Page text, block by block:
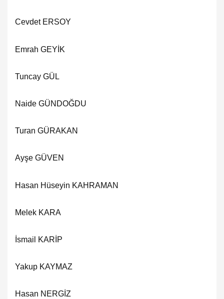
Cevdet ERSOY
Emrah GEYİK
Tuncay GÜL
Naide GÜNDOĞDU
Turan GÜRAKAN
Ayşe GÜVEN
Hasan Hüseyin KAHRAMAN
Melek KARA
İsmail KARİP
Yakup KAYMAZ
Hasan NERGİZ